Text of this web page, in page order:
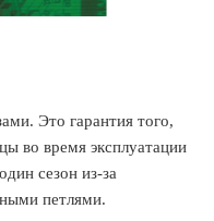
Это гарантия того,
во время эксплуатации
сезон из-за
петлями.